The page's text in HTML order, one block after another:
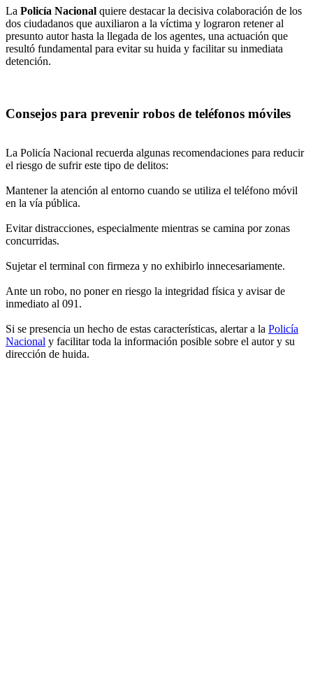
La Policía Nacional quiere destacar la decisiva colaboración de los
dos ciudadanos que auxiliaron a la víctima y lograron retener al
presunto autor hasta la llegada de los agentes, una actuación que
resultó fundamental para evitar su huida y facilitar su inmediata
detención.
Consejos para prevenir robos de teléfonos móviles
La Policía Nacional recuerda algunas recomendaciones para reducir
el riesgo de sufrir este tipo de delitos:
Mantener la atención al entorno cuando se utiliza el teléfono móvil
en la vía pública.
Evitar distracciones, especialmente mientras se camina por zonas
concurridas.
Sujetar el terminal con firmeza y no exhibirlo innecesariamente.
Ante un robo, no poner en riesgo la integridad física y avisar de
inmediato al 091.
Si se presencia un hecho de estas características, alertar a la Policía
Nacional y facilitar toda la información posible sobre el autor y su
dirección de huida.